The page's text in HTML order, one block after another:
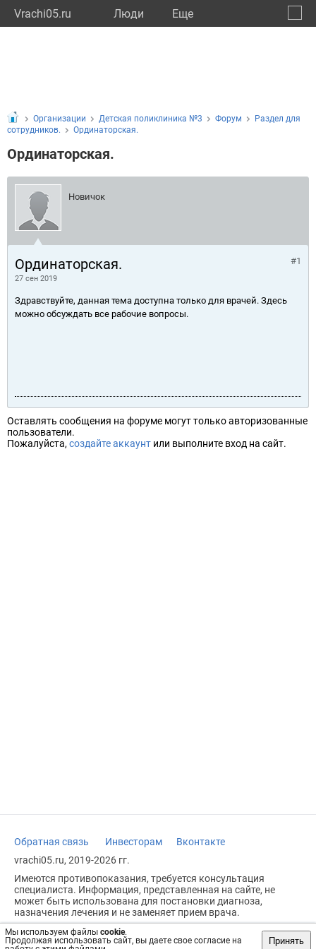
Vrachi05.ru Люди Eще
Мы используем файлы cookie.
Продолжая использовать сайт, вы даете свое согласие на
Принять
Организации Детская поликлиника №3 Форум
Раздел для
сотрудников.
Ординаторская.
Ординаторская.
Новичок
Ординаторская.
27 сен 2019
#1
Здравствуйте, данная тема доступна только для врачей. Здесь
можно обсуждать все рабочие вопросы.
Оставлять сообщения на форуме могут только авторизованные
пользователи.
Пожалуйста, создайте аккаунт или выполните вход на сайт.
Обратная связь Инвесторам
Вконтакте
vrachi05.ru, 2019-2026 гг.
Имеются противопоказания, требуется консультация
специалиста. Информация, представленная на сайте, не
может быть использована для постановки диагноза,
назначения лечения и не заменяет прием врача.
Возрастное ограничение: 18+